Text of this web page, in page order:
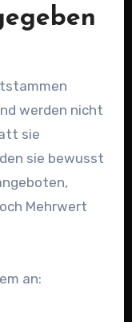
werden nicht
sie
sie bewusst
Mehrwert
an: